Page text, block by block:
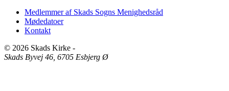
Medlemmer af Skads Sogns Menighedsråd
Mødedatoer
Kontakt
© 2026 Skads Kirke -
Skads Byvej 46, 6705 Esbjerg Ø